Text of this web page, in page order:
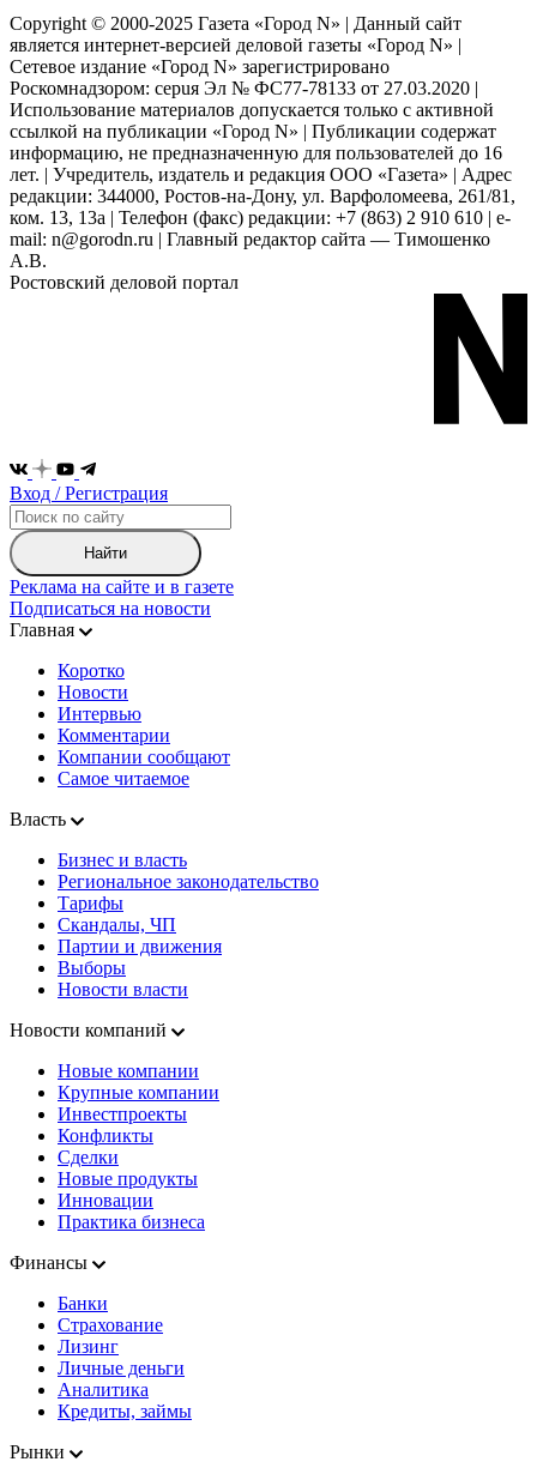
Copyright © 2000-2025 Газета «Город N» | Данный сайт
является интернет-версией деловой газеты «Город N» |
Сетевое издание «Город N» зарегистрировано
Роскомнадзором: серuя Эл № ФС77-78133 от 27.03.2020 |
Использование материалов допускается только с активной
ссылкой на публикации «Город N» | Публикации содержат
информацию, не предназначенную для пользователей до 16
лет. | Учредитель, издатель и редакция ООО «Газета» | Адрес
редакции: 344000, Ростов-на-Дону, ул. Варфоломеева, 261/81,
ком. 13, 13а | Телефон (факс) редакции: +7 (863) 2 910 610 | e-
mail: n@gorodn.ru | Главный редактор сайта — Тимошенко
А.В.
Ростовский деловой портал
Вход / Регистрация
Найти
Реклама на сайте и в газете
Подписаться на новости
Главная
Коротко
Новости
Интервью
Комментарии
Компании сообщают
Самое читаемое
Власть
Бизнес и власть
Региональное законодательство
Тарифы
Скандалы, ЧП
Партии и движения
Выборы
Новости власти
Новости компаний
Новые компании
Крупные компании
Инвестпроекты
Конфликты
Сделки
Новые продукты
Инновации
Практика бизнеса
Финансы
Банки
Страхование
Лизинг
Личные деньги
Аналитика
Кредиты, займы
Рынки